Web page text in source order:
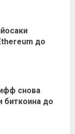
до
снова
биткоина до